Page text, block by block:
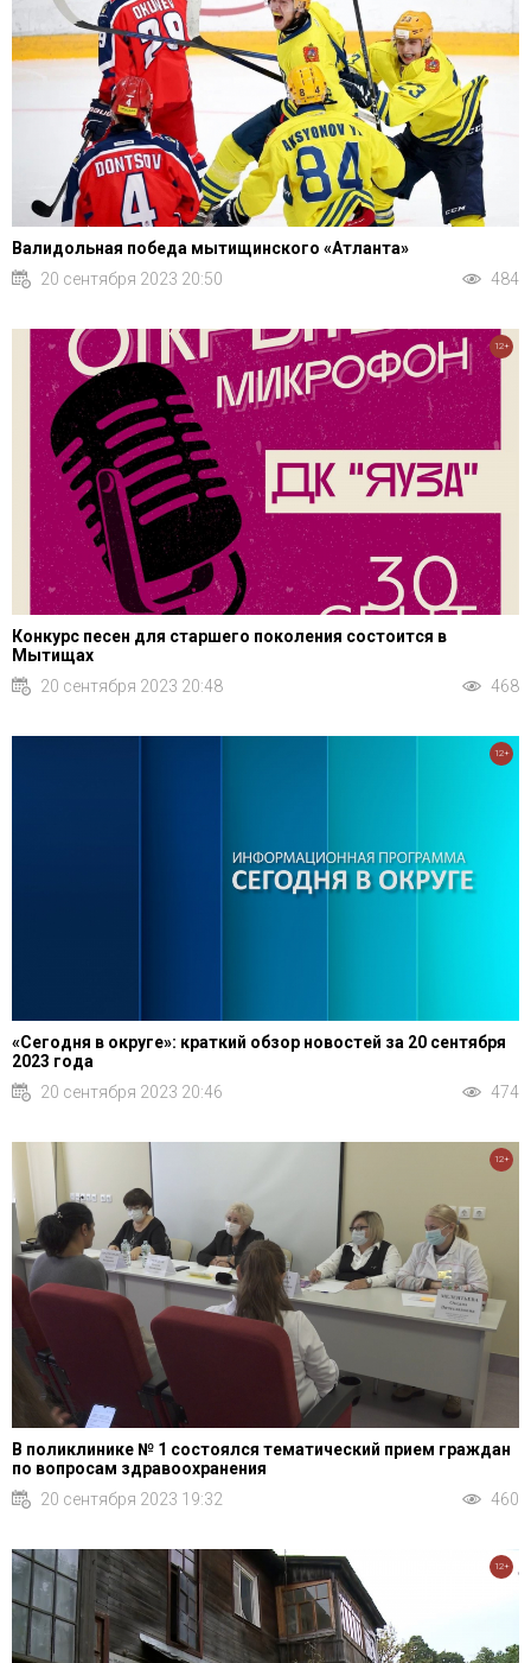
Валидольная победа мытищинского «Атланта»
20 сентября 2023 20:50
484
Конкурс песен для старшего поколения состоится в
Мытищах
20 сентября 2023 20:48
468
12+
«Сегодня в округе»: краткий обзор новостей за 20 сентября
2023 года
20 сентября 2023 20:46
474
12+
В поликлинике № 1 состоялся тематический прием граждан
по вопросам здравоохранения
20 сентября 2023 19:32
460
12+
12+